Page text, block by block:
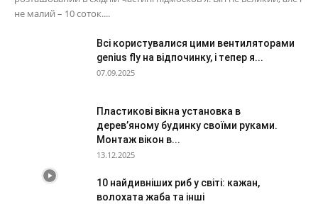
не малий – 10 соток....
Всі користувалися цими вентиляторами
genius fly на відпочинку, і тепер я...
07.09.2025
Пластикові вікна установка в
дерев’яному будинку своїми руками.
Монтаж вікон в...
13.12.2025
10 найдивніших риб у світі: кажан,
волохата жаба та інші